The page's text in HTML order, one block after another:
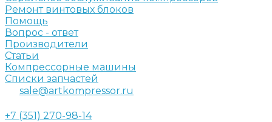
Ремонт винтовых блоков
Помощь
Вопрос - ответ
Производители
Статьи
Компрессорные машины
Списки запчастей
sale@artkompressor.ru
+7 (351) 270-98-14